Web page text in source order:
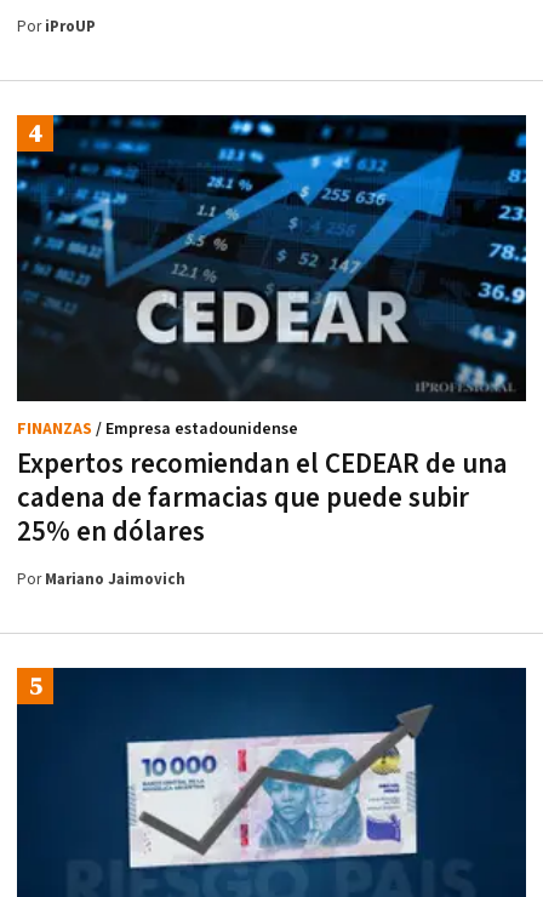
PoriProUP
Expertos recomiendan el CEDEAR de una
cadena de farmacias que puede subir
25% en dólares
FINANZAS / Empresa estadounidense
PorMariano Jaimovich